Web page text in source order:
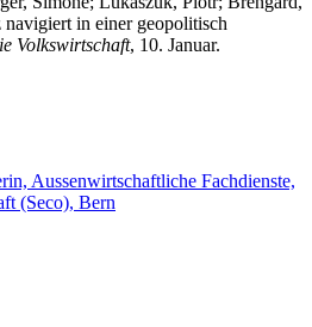
in einer geopolitisch
Volkswirtschaft, 10. Januar.
Aussenwirtschaftliche Fachdienste,
(Seco), Bern